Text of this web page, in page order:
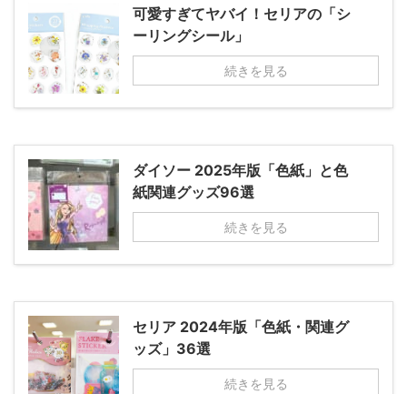
可愛すぎてヤバイ！セリアの「シ
ーリングシール」
続きを見る
ダイソー 2025年版「色紙」と色
紙関連グッズ96選
続きを見る
セリア 2024年版「色紙・関連グ
ッズ」36選
続きを見る